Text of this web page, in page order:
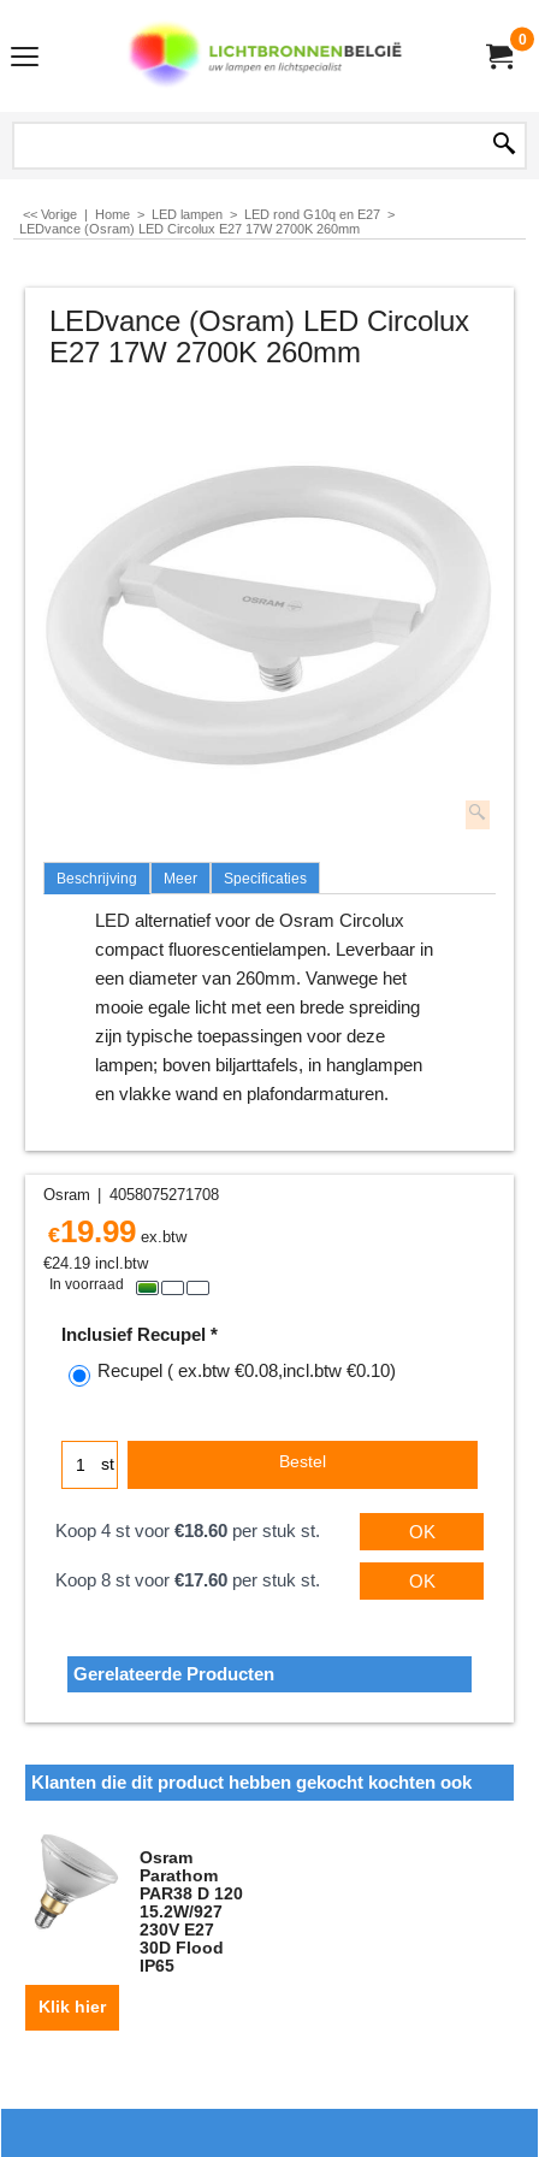
0
<< Vorige | Home > LED lampen > LED rond G10q en E27 >
LEDvance (Osram) LED Circolux E27 17W 2700K 260mm
LEDvance (Osram) LED Circolux
E27 17W 2700K 260mm
Beschrijving Meer Specificaties
LED alternatief voor de Osram Circolux
compact fluorescentielampen. Leverbaar in
een diameter van 260mm. Vanwege het
mooie egale licht met een brede spreiding
zijn typische toepassingen voor deze
lampen; boven biljarttafels, in hanglampen
en vlakke wand en plafondarmaturen.
Osram 4058075271708
€19.99 ex.btw
€24.19 incl.btw
In voorraad
Inclusief Recupel *
Recupel ( ex.btw €0.08,incl.btw €0.10)
st Bestel
Koop 4 st voor €18.60 per stuk st. OK
Koop 8 st voor €17.60 per stuk st. OK
Gerelateerde Producten
Klanten die dit product hebben gekocht kochten ook
Osram
Parathom
PAR38 D 120
15.2W/927
230V E27
30D Flood
IP65
Klik hier